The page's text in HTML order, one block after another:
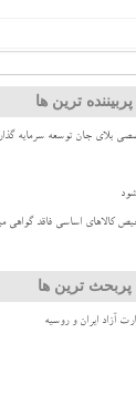
پربیننده ترین ها
بلای جان توسعه سرمایه
کالاهای اساسی فاقد گواهی
پربحث ترین ها
آزاد ایران و روسیه